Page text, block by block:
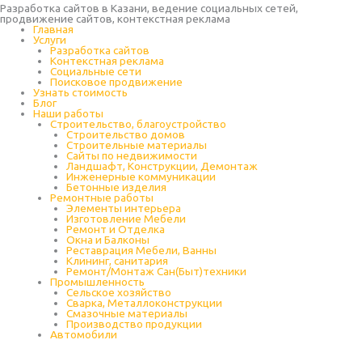
Разработка сайтов в Казани, ведение социальных сетей,
продвижение сайтов, контекстная реклама
Главная
Услуги
Разработка сайтов
Контекстная реклама
Социальные сети
Поисковое продвижение
Узнать стоимость
Блог
Наши работы
Строительство, благоустройство
Строительство домов
Строительные материалы
Сайты по недвижимости
Ландшафт, Конструкции, Демонтаж
Инженерные коммуникации
Бетонные изделия
Ремонтные работы
Элементы интерьера
Изготовление Мебели
Ремонт и Отделка
Окна и Балконы
Реставрация Мебели, Ванны
Клининг, санитария
Ремонт/Монтаж Сан(Быт)техники
Промышленность
Cельское хозяйство
Сварка, Металлоконструкции
Cмазочные материалы
Производство продукции
Автомобили